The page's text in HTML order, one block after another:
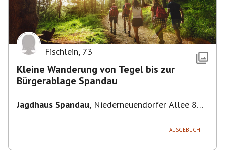
Fischlein, 73
Kleine Wanderung von Tegel bis zur
Bürgerablage Spandau
Jagdhaus Spandau, Niederneuendorfer Allee 80,
AUSGEBUCHT